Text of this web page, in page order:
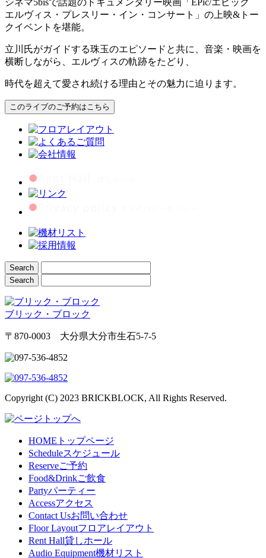
シネマ5bisで話題のドキュメンタリー映画「EPic/エピック
エルヴィス・プレスリー・イン・コンサート」の上映&トー
クイベントを堪能。
立川氏がガイドする珠玉のエピソードと共に、音楽・映画を
横断しながら、エルヴィスの軌跡をたどり、
時代を超えて愛され続ける理由とその魅力に迫ります。
ブリック・ブロック
〒870-0003 大分県大分市生石5-7-5
Copyright (C) 2023 BRICKBLOCK, All Rights Reserved.
HOME トップページ
Scheduleスケジュール
Reserveご予約
Food&Drinkご飲食
Partyパーティー
Accessアクセス
Contact Usお問い合わせ
Floor Layoutフロアレイアウト
Rent Hall貸しホール
Audio Equipment機材リスト